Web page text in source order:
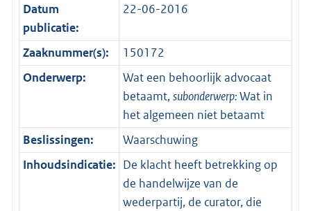
Datum
publicatie:
22-06-2016
Zaaknummer(s):
150172
Onderwerp:
Wat een behoorlijk advocaat
betaamt,subonderwerp:Wat in
het algemeen niet betaamt
Beslissingen:
Waarschuwing
Inhoudsindicatie: De klacht heeft betrekking op
de handelwijze van de
wederpartij, de curator, die